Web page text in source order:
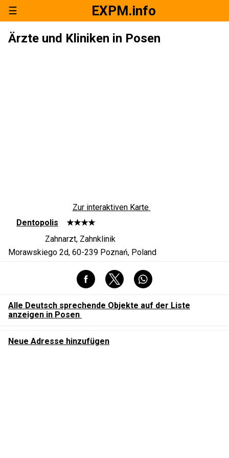
☰ EXPM.info
Ärzte und Kliniken in Posen
Zur interaktiven Karte
Dentopolis
★★★★
Zahnarzt, Zahnklinik
Morawskiego 2d, 60-239 Poznań, Poland
Alle Deutsch sprechende Objekte auf der Liste
anzeigen in Posen
Neue Adresse hinzufügen